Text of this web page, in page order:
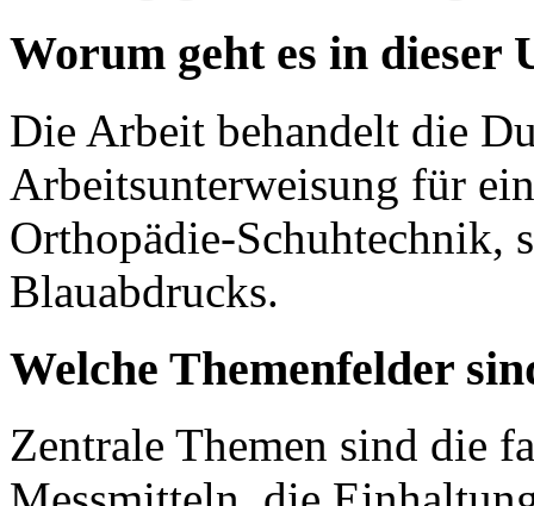
Worum geht es in dieser
Die Arbeit behandelt die
Arbeitsunterweisung für
Orthopädie-Schuhtechnik,
Blauabdrucks.
Welche Themenfelder
Zentrale Themen sind die